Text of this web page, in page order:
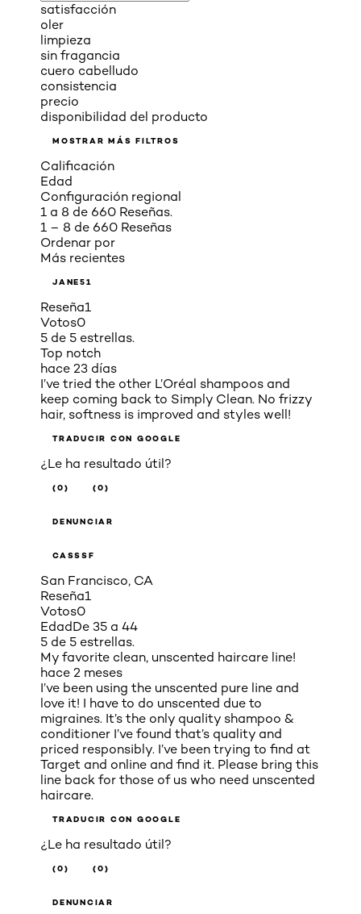
satisfacción
oler
limpieza
sin fragancia
cuero cabelludo
consistencia
precio
disponibilidad del producto
MOSTRAR MÁS FILTROS
Calificación
Edad
Configuración regional
1 a 8 de 660 Reseñas.
1 – 8 de 660 Reseñas
Ordenar por
Más recientes
JANE51
Reseña1
Votos0
5 de 5 estrellas.
Top notch
hace 23 días
I’ve tried the other L’Oréal shampoos and
keep coming back to Simply Clean. No frizzy
hair, softness is improved and styles well!
TRADUCIR CON GOOGLE
¿Le ha resultado útil?
(0) (0)
DENUNCIAR
CASSSF
San Francisco, CA
Reseña1
Votos0
EdadDe 35 a 44
5 de 5 estrellas.
My favorite clean, unscented haircare line!
hace 2 meses
I’ve been using the unscented pure line and
love it! I have to do unscented due to
migraines. It’s the only quality shampoo &
conditioner I’ve found that’s quality and
priced responsibly. I’ve been trying to find at
Target and online and find it. Please bring this
line back for those of us who need unscented
haircare.
TRADUCIR CON GOOGLE
¿Le ha resultado útil?
(0) (0)
DENUNCIAR